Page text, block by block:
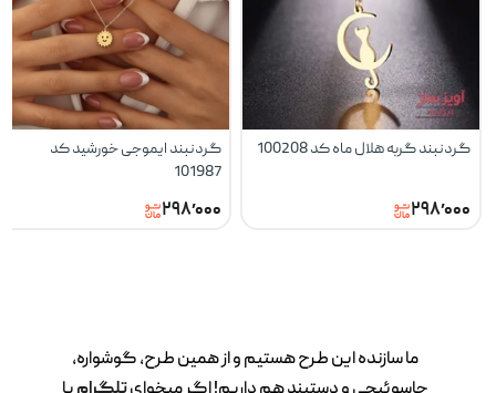
گردنبند گربه هلال ماه کد 100208
۲۹۸٬۰۰۰
گردنبند ایموجی خورشید کد
101987
۲۹۸٬۰۰۰
ما سازنده این طرح‌ هستیم و از همین طرح، گوشواره،